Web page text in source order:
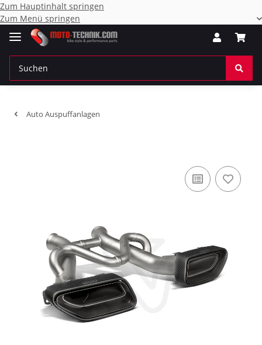
Zum Hauptinhalt springen
Zum Menü springen
Auto Auspuffanlagen